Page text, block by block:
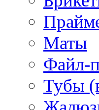
Маты
Файл-
Тубы